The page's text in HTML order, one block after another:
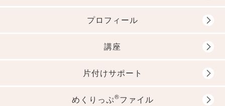
プロフィール
講座
片付けサポート
めくりっぷ®ファイル